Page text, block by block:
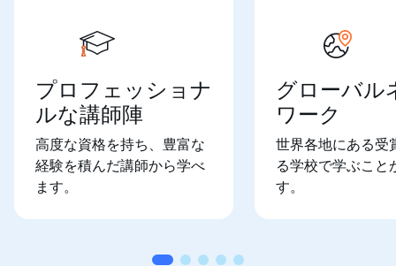
プロフェッショナ
ルな講師陣
高度な資格を持ち、豊富な
経験を積んだ講師から学べ
ます。
グローバル
ワーク
世界各地にある受
る学校で学ぶこと
す。